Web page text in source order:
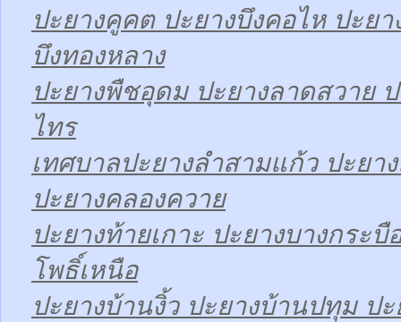
ปะยางคูคต ปะยางบึงคอไห ปะย
บึงทองหลาง
ปะยางพืชอุดม ปะยางลาดสวาย
ไทร
เทศบาลปะยางลำสามแก้ว ปะยา
ปะยางคลองควาย
ปะยางท้ายเกาะ ปะยางบางกระบื
โพธิ์เหนือ
ปะยางบ้านงิ้ว ปะยางบ้านปทุม ป